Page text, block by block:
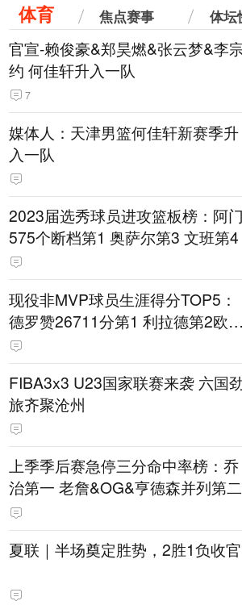
体育 焦点赛事 体坛
官宣-赖俊豪&郑昊燃&张云梦&李
约 何佳轩升入一队
7
媒体人：天津男篮何佳轩新赛季升
入一队
2023届选秀球员进攻篮板榜：阿门
575个断档第1 奥萨尔第3 文班第4
现役非MVP球员生涯得分TOP5：
德罗赞26711分第1 利拉德第2欧文
第5
FIBA3x3 U23国家联赛来袭 六国
旅齐聚沧州
上季季后赛急停三分命中率榜：乔
治第一 老詹&OG&亨德森并列第二
夏联｜半场奠定胜势，2胜1负收官